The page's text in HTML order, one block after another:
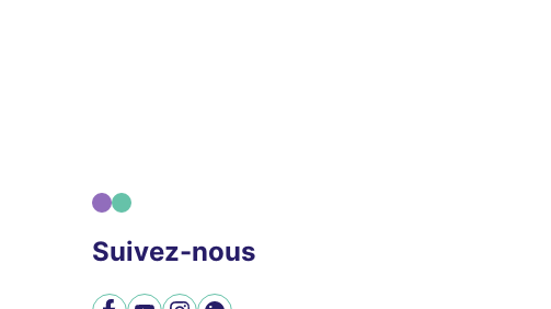
Suivez-nous